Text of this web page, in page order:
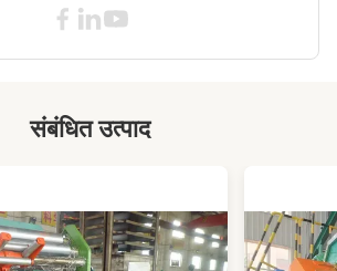
5000 किग्रा स्वचालित टायर बनाने की मशीन
पीएलसी स्वचालित टायर बनाने की मशीन
संबंधित उत्पाद